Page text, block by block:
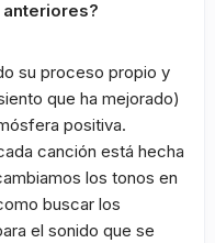
su proceso propio y
que ha mejorado)
positiva.
canción está hecha
los tonos en
buscar los
el sonido que se